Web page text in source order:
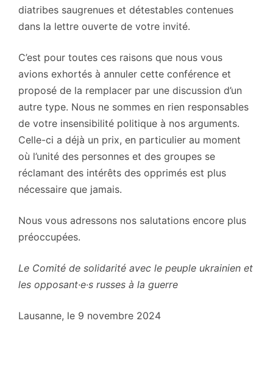
diatribes saugrenues et détestables contenues
dans la lettre ouverte de votre invité.
C’est pour toutes ces raisons que nous vous
avions exhortés à annuler cette conférence et
proposé de la remplacer par une discussion d’un
autre type. Nous ne sommes en rien responsables
de votre insensibilité politique à nos arguments.
Celle-ci a déjà un prix, en particulier au moment
où l’unité des personnes et des groupes se
réclamant des intérêts des opprimés est plus
nécessaire que jamais.
Nous vous adressons nos salutations encore plus
préoccupées.
Le Comité de solidarité avec le peuple ukrainien et
les opposant·e·s russes à la guerre
Lausanne, le 9 novembre 2024